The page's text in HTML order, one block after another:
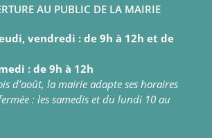
AU PUBLIC DE LA MAIRIE
vendredi : de 9h à 12h et de
: de 9h à 12h
d’août, la mairie adapte ses horaires
: les samedis et du lundi 10 au